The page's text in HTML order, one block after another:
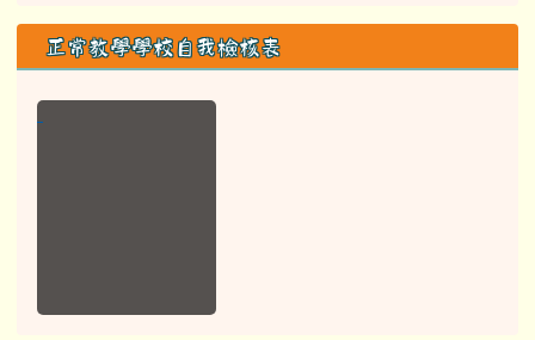
正常教學學校自我檢核表